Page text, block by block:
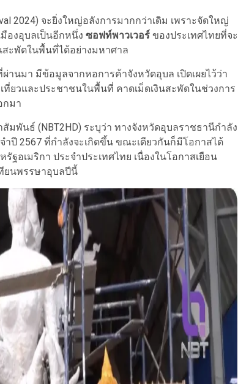
2024) จะยิ่งใหญ่อลังการมากกว่าเดิม เพราะจัดใหญ่
องอุบลเป็นอีกหนึ่ง ซอฟท์พาวเวอร์ ของประเทศไทยที่จะ
สะพัดในพื้นที่ได้อย่างมหาศาล
นมา มีข้อมูลจากหอการค้าจังหวัดอุบล เปิดเผยไว้ว่า
ที่ยวและประชาชนในพื้นที่ คาดเม็ดเงินสะพัดในช่วงการ
กมา
มพันธ์ (NBT2HD) ระบุว่า ทางจังหวัดอุบลราชธานีกำลัง
ำปี 2567 ที่กำลังจะเกิดขึ้น ขณะเดียวกันก็มีโอกาสได้
รัฐอเมริกา ประจำประเทศไทย เนื่องในโอกาสเยือน
ยนพรรษาอุบลปีนี้